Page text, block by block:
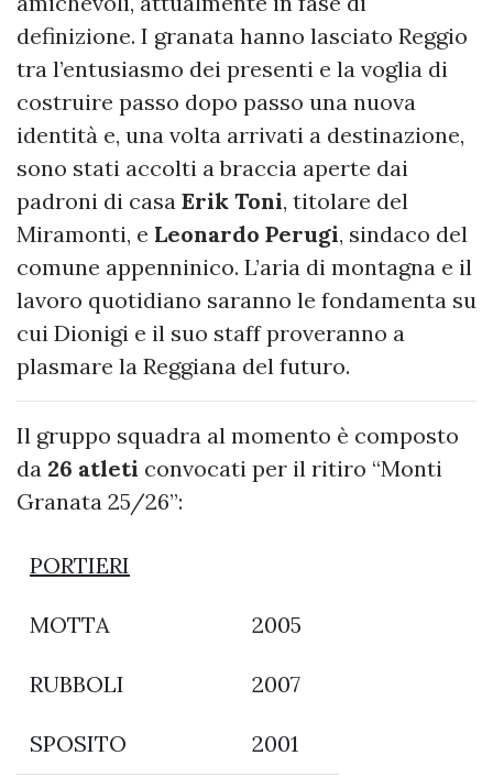
definizione. I granata hanno lasciato Reggio
tra l’entusiasmo dei presenti e la voglia di
costruire passo dopo passo una nuova
identità e, una volta arrivati a destinazione,
sono stati accolti a braccia aperte dai
padroni di casa Erik Toni, titolare del
Miramonti, e Leonardo Perugi, sindaco del
comune appenninico. L’aria di montagna e il
lavoro quotidiano saranno le fondamenta su
cui Dionigi e il suo staff proveranno a
plasmare la Reggiana del futuro.
Il gruppo squadra al momento è composto
da 26 atleti convocati per il ritiro “Monti
Granata 25/26”:
PORTIERI
MOTTA 2005
RUBBOLI 2007
SPOSITO 2001